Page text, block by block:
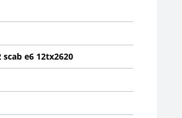
scab e6 12tx2620